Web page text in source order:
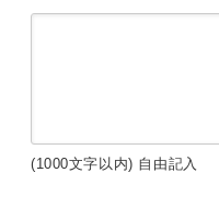
(1000文字以内) 自由記入